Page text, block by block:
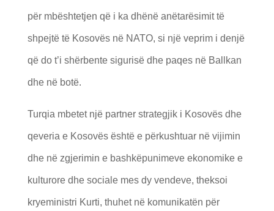
për mbështetjen që i ka dhënë anëtarësimit të
shpejtë të Kosovës në NATO, si një veprim i denjë
që do t’i shërbente sigurisë dhe paqes në Ballkan
dhe në botë.
Turqia mbetet një partner strategjik i Kosovës dhe
qeveria e Kosovës është e përkushtuar në vijimin
dhe në zgjerimin e bashkëpunimeve ekonomike e
kulturore dhe sociale mes dy vendeve, theksoi
kryeministri Kurti, thuhet në komunikatën për